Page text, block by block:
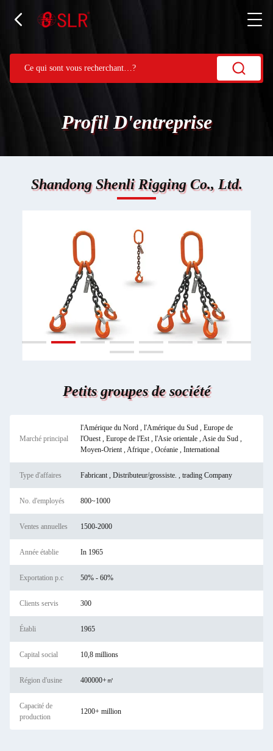
Profil D'entreprise
Shandong Shenli Rigging Co., Ltd.
Petits groupes de société
Marché principal
l'Amérique du Nord , l'Amérique du Sud , Europe de
l'Ouest , Europe de l'Est , l'Asie orientale , Asie du Sud ,
Moyen-Orient , Afrique , Océanie , International
Type d'affaires Fabricant , Distributeur/grossiste. , trading Company
No. d'employés 800~1000
Ventes annuelles 1500-2000
Année établie In 1965
Exportation p.c 50% - 60%
Clients servis 300
Établi 1965
Capital social 10,8 millions
Région d'usine 400000+㎡
Capacité de
production
1200+ million